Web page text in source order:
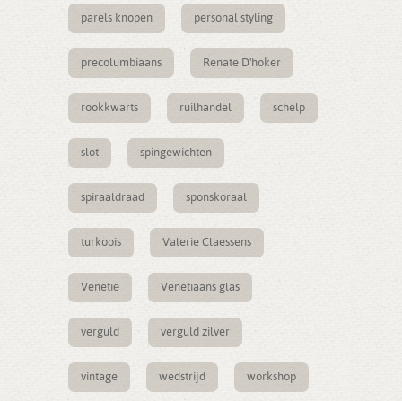
parels knopen personal styling
precolumbiaans Renate D'hoker
rookkwarts ruilhandel schelp
slot spingewichten
spiraaldraad sponskoraal
turkoois Valerie Claessens
Venetië Venetiaans glas
verguld verguld zilver
vintage wedstrijd workshop